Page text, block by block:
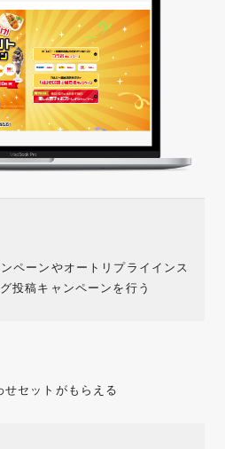
ペーンやオートリプライインス
投稿キャンペーンを行う
セットがもらえる